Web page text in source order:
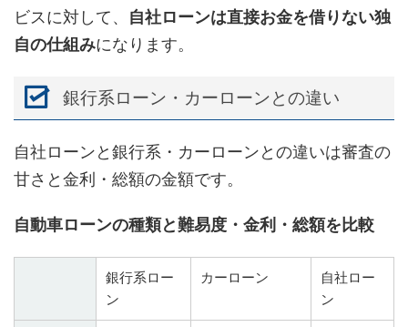
ビスに対して、 自社ローンは直接お金を借りない独
自の仕組みになります。
銀行系ローン・カーローンとの違い
自社ローンと銀行系・カーローンとの違いは審査の
甘さと金利・総額の金額です。
自動車ローンの種類と難易度・金利・総額を比較
銀行系ロー
ン
カーローン
自社ロー
ン